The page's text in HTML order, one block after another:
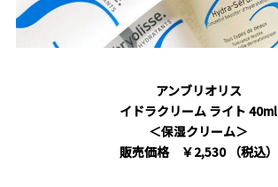
アンブリオリス
イドラクリーム ライト 40ml
＜保湿クリーム＞
販売価格 ￥2,530 （税込）